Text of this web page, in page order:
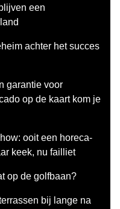
een
achter het succes
garantie voor
op de kaart kom je
ooit een horeca-
keek, nu failliet
op de golfbaan?
bij lange na